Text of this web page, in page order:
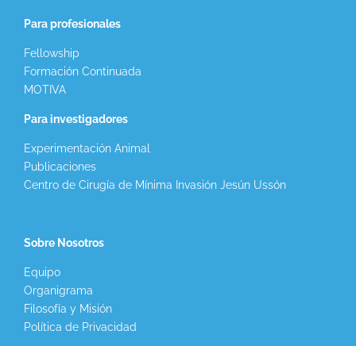
Para profesionales
Fellowship
Formación Continuada
MOTIVA
Para investigadores
Experimentación Animal
Publicaciones
Centro de Cirugía de Mínima Invasión Jesún Ussón
Sobre Nosotros
Equipo
Organigrama
Filosofía y Misión
Política de Privacidad